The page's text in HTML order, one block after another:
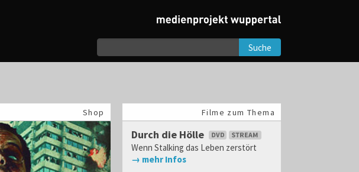
Suche
Shop Filme zum Thema
Durch die Hölle
Wenn Stalking das Leben zerstört
→ mehr Infos